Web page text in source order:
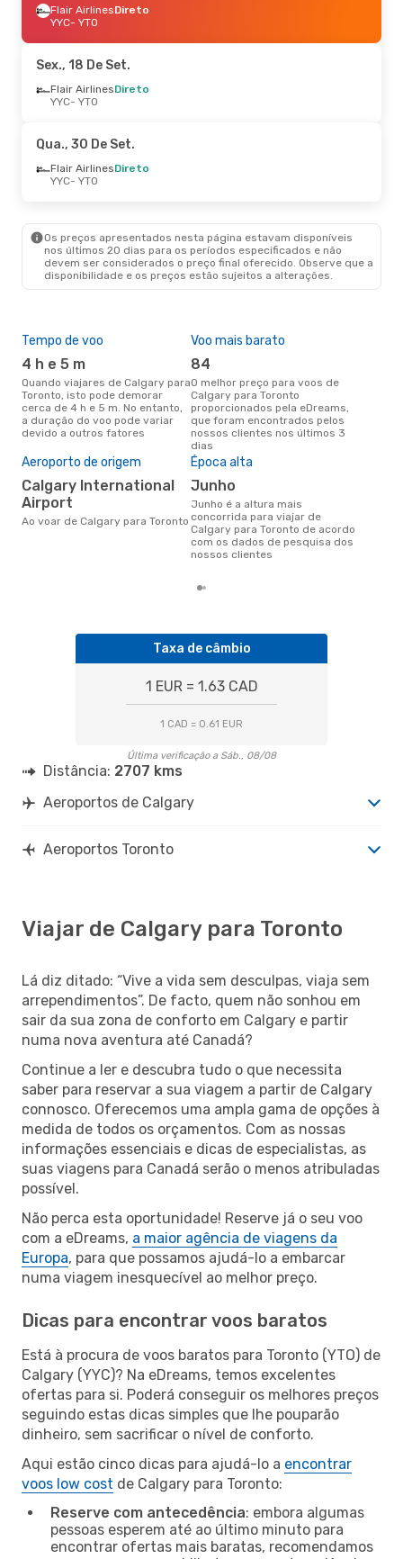
Flair AirlinesDireto
YYC- YTO
YTO- YYC
Flair AirlinesDireto
YYC- YTO
Sex., 18 De Set.
Flair AirlinesDireto
YYC- YTO
Qua., 30 De Set.
Flair AirlinesDireto
YYC- YTO
Os preços apresentados nesta página estavam disponíveis
nos últimos 20 dias para os períodos especificados e não
devem ser considerados o preço final oferecido. Observe que a
disponibilidade e os preços estão sujeitos a alterações.
Tempo de voo
4 h e 5 m
Quando viajares de Calgary para
Toronto, isto pode demorar
cerca de 4 h e 5 m. No entanto,
a duração do voo pode variar
devido a outros fatores
Voo mais barato
84
O melhor preço para voos de
Calgary para Toronto
proporcionados pela eDreams,
que foram encontrados pelos
nossos clientes nos últimos 3
dias
Aeroporto de origem
Calgary International
Airport
Ao voar de Calgary para Toronto
Época alta
junho
junho é a altura mais
concorrida para viajar de
Calgary para Toronto de acordo
com os dados de pesquisa dos
nossos clientes
Taxa de câmbio
1 EUR = 1.63 CAD
1 CAD = 0.61 EUR
Última verificação a Sáb., 08/08
Distância: 2707 kms
Aeroportos de Calgary
Aeroportos Toronto
Viajar de Calgary para Toronto
Lá diz ditado: “Vive a vida sem desculpas, viaja sem
arrependimentos”. De facto, quem não sonhou em
sair da sua zona de conforto em Calgary e partir
numa nova aventura até Canadá?
Continue a ler e descubra tudo o que necessita
saber para reservar a sua viagem a partir de Calgary
connosco. Oferecemos uma ampla gama de opções à
medida de todos os orçamentos. Com as nossas
informações essenciais e dicas de especialistas, as
suas viagens para Canadá serão o menos atribuladas
possível.
Não perca esta oportunidade! Reserve já o seu voo
com a eDreams, a maior agência de viagens da
Europa, para que possamos ajudá-lo a embarcar
numa viagem inesquecível ao melhor preço.
Dicas para encontrar voos baratos
Está à procura de voos baratos para Toronto (YTO) de
Calgary (YYC)? Na eDreams, temos excelentes
ofertas para si. Poderá conseguir os melhores preços
seguindo estas dicas simples que lhe pouparão
dinheiro, sem sacrificar o nível de conforto.
Aqui estão cinco dicas para ajudá-lo a encontrar
voos low cost de Calgary para Toronto:
Reserve com antecedência: embora algumas
pessoas esperem até ao último minuto para
encontrar ofertas mais baratas, recomendamos